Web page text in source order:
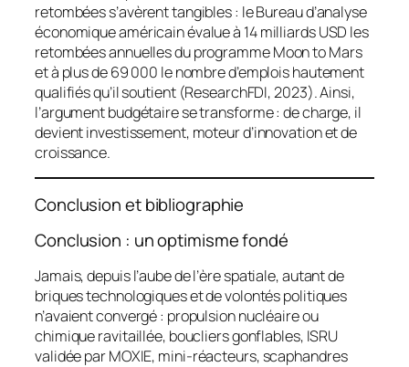
retombées s’avèrent tangibles : le Bureau d’analyse
économique américain évalue à 14 milliards USD les
retombées annuelles du programmeMoon to Mars
et à plus de 69 000 le nombre d’emplois hautement
qualifiés qu’il soutient (ResearchFDI, 2023). Ainsi,
l’argument budgétaire se transforme : de charge, il
devient investissement, moteur d’innovation et de
croissance.
Conclusion et bibliographie
Conclusion : un optimisme fondé
Jamais, depuis l’aube de l’ère spatiale, autant de
briques technologiques et de volontés politiques
n’avaient convergé : propulsion nucléaire ou
chimique ravitaillée, boucliers gonflables, ISRU
validée parMOXIE, mini-réacteurs, scaphandres